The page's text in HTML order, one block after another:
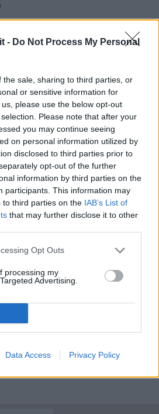
- Do Not Process My Personal
the sale, sharing to third parties, or
or sensitive information for
please use the below opt-out
Please note that after your
you may continue seeing
on personal information utilized by
disclosed to third parties prior to
opt-out of the further
information by third parties on the
participants. This information may
to third parties on the IAB’s List of
that may further disclose it to other
Opt Outs
processing my
Advertising.
Data Access Privacy Policy
Affittiamo nel residence Duchi della
angolo cottura con divano letto
bagno con doccia e balcone
di aria condizionata, il bilocale può
è disponibile per affitto estivo. A partire
di giugno . Contattateci per ulteriori
preventivi. Non forniamo biancheria da
G.